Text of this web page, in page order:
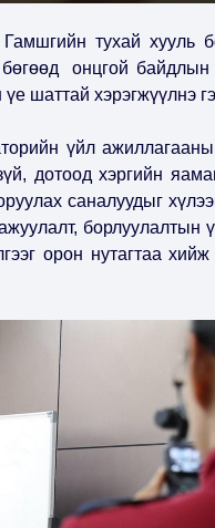
тухай хууль
онцгой байдлын
шаттай хэрэгжүүлнэ
үйл
дотоод хэргийн
саналуудыг
борлуулалтын
орон нутагтаа